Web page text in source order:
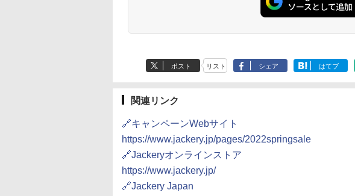
ポスト リスト シェア はてブ
関連リンク
🔗キャンペーンWebサイト
https://www.jackery.jp/pages/2022springsale
🔗Jackeryオンラインストア
https://www.jackery.jp/
🔗Jackery Japan